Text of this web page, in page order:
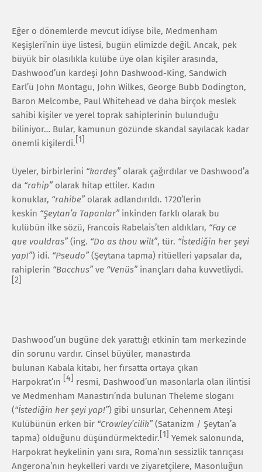
Eğer o dönemlerde mevcut idiyse bile, Medmenham
Keşişleri’nin üye listesi, bugün elimizde değil. Ancak, pek
büyük bir olasılıkla kulübe üye olan kişiler arasında,
Dashwood’un kardeşi John Dashwood-King, Sandwich
Earl’ü John Montagu, John Wilkes, George Bubb Dodington,
Baron Melcombe, Paul Whitehead ve daha birçok meslek
sahibi kişiler ve yerel toprak sahiplerinin bulunduğu
biliniyor… Bular, kamunun gözünde skandal sayılacak kadar
önemli kişilerdi. [1]
Üyeler, birbirlerini “kardeş” olarak çağırdılar ve Dashwood’a
da “rahip” olarak hitap ettiler. Kadın
konuklar, “rahibe” olarak adlandırıldı. 1720’lerin
keskin “Şeytan’a Tapanlar” inkinden farklı olarak bu
kulübün ilke sözü, Francois Rabelais’ten aldıkları, “Fay ce
que vouldras” (ing. “Do as thou wilt”, tür. “İstediğin her şeyi
yap!”) idi. “Pseudo” (Şeytana tapma) ritüelleri yapsalar da,
rahiplerin “Bacchus” ve “Venüs” inançları daha kuvvetliydi.
[2]
Dashwood’un bugüne dek yarattığı etkinin tam merkezinde
din sorunu vardır. Cinsel büyüler, manastırda
bulunan Kabala kitabı, her fırsatta ortaya çıkan
Harpokrat’ın [4]
resmi, Dashwood’un masonlarla olan ilintisi
ve Medmenham Manastırı’nda bulunan Theleme sloganı
(“İstediğin her şeyi yap!”) gibi unsurlar, Cehennem Ateşi
Kulübünün erken bir “Crowley’cilik” (Satanizm / Şeytan’a
tapma) olduğunu düşündürmektedir. [1] Yemek salonunda,
Harpokrat heykelinin yanı sıra, Roma’nın sessizlik tanrıçası
Angerona’nın heykelleri vardı ve ziyaretçilere, Masonluğun